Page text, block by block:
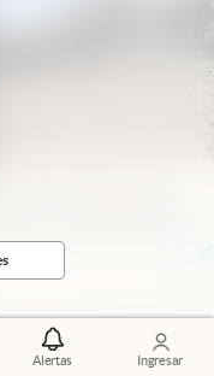
Alertas Ingresar
y murieron 13